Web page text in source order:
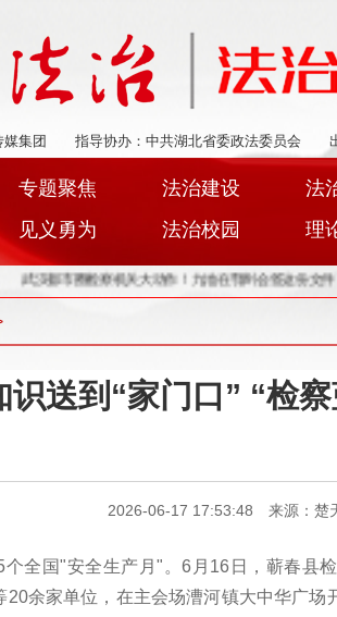
集团 指导协办：中共湖北省委政法委员会
专题聚焦 法治建设
法
见义勇为 法治校园 理
都市圈检察机关大动作！九地在鄂州会签这份文件
识送到“家门口” “检
2026-06-17 17:53:48 来源：楚
国"安全生产月"。6月16日，蕲春县检
20余家单位，在主会场漕河镇大中华广